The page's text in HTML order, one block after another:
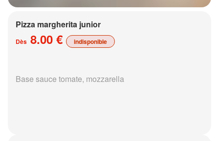
Pizza margherita junior
Dès 8.00 € indisponible
Base sauce tomate, mozzarella